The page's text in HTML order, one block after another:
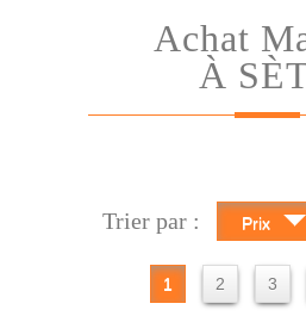
Achat
À
Trier par : Prix
1 2 3